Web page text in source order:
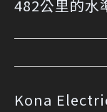
482公里的水
Kona